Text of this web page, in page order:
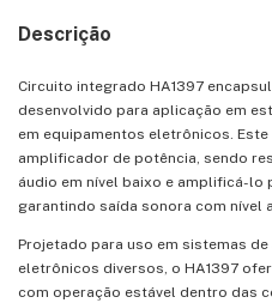
Descrição
Circuito integrado HA1397
desenvolvido para aplicação em
em equipamentos eletrônicos.
amplificador de potência, sendo
áudio em nível baixo e amplificá-
garantindo saída sonora com nível
Projetado para uso em sistemas
eletrônicos diversos, o HA1397
com operação estável dentro das